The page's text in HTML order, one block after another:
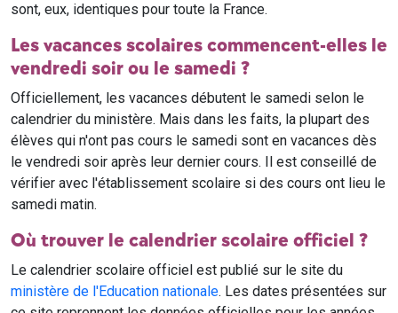
sont, eux, identiques pour toute la France.
Les vacances scolaires commencent-elles le
vendredi soir ou le samedi ?
Officiellement, les vacances débutent le samedi selon le
calendrier du ministère. Mais dans les faits, la plupart des
élèves qui n'ont pas cours le samedi sont en vacances dès
le vendredi soir après leur dernier cours. Il est conseillé de
vérifier avec l'établissement scolaire si des cours ont lieu le
samedi matin.
Où trouver le calendrier scolaire officiel ?
Le calendrier scolaire officiel est publié sur le site du
ministère de l'Education nationale. Les dates présentées sur